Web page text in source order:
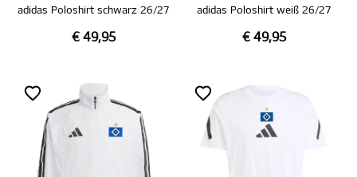
adidas Poloshirt schwarz 26/27
€ 49,95
adidas Poloshirt weiß 26/27
€ 49,95